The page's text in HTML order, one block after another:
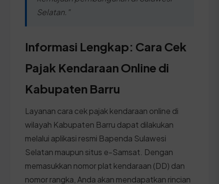
Selatan."
Informasi Lengkap: Cara Cek
Pajak Kendaraan Online di
Kabupaten Barru
Layanan cara cek pajak kendaraan online di
wilayah Kabupaten Barru dapat dilakukan
melalui aplikasi resmi Bapenda Sulawesi
Selatan maupun situs e-Samsat. Dengan
memasukkan nomor plat kendaraan (DD) dan
nomor rangka, Anda akan mendapatkan rincian